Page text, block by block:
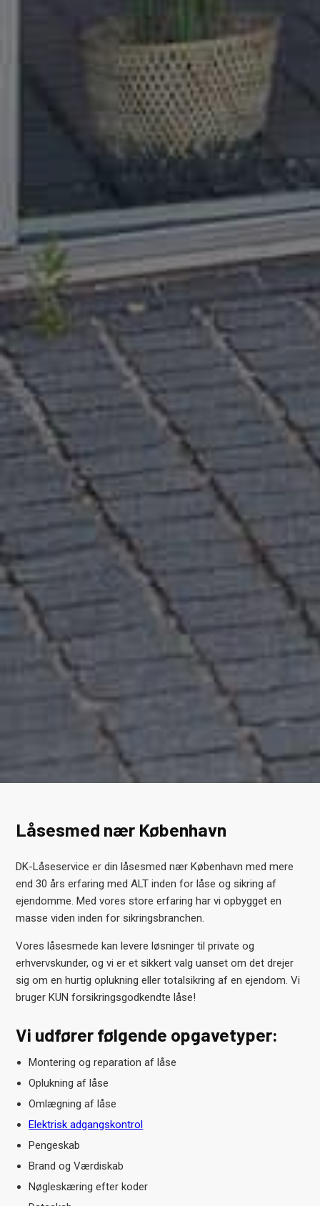
Låsesmed nær København
DK-Låseservice er din låsesmed nær København med mere
end 30 års erfaring med ALT inden for låse og sikring af
ejendomme. Med vores store erfaring har vi opbygget en
masse viden inden for sikringsbranchen.
Vores låsesmede kan levere løsninger til private og
erhvervskunder, og vi er et sikkert valg uanset om det drejer
sig om en hurtig oplukning eller totalsikring af en ejendom. Vi
bruger KUN forsikringsgodkendte låse!
Vi udfører følgende opgavetyper:
Montering og reparation af låse
Oplukning af låse
Omlægning af låse
Elektrisk adgangskontrol
Pengeskab
Brand og Værdiskab
Nøgleskæring efter koder